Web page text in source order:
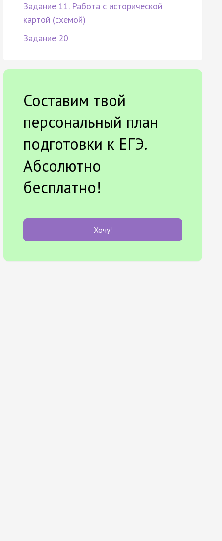
Задание 11. Работа с исторической
картой (схемой)
Задание 20
Составим твой
персональный план
подготовки к ЕГЭ.
Абсолютно
бесплатно!
Хочу!